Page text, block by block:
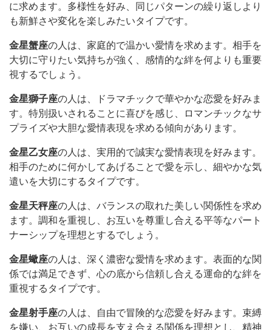
に求めます。多様性を好み、同じパターンの繰り返しより
も新鮮さや変化を楽しみたいタイプです。
金星蟹座の人は、家庭的で温かい愛情を求めます。相手を
大切に守りたい気持ちが強く、感情的な絆を何よりも重要
視するでしょう。
金星獅子座の人は、ドラマチックで華やかな恋愛を好みま
す。特別扱いされることに喜びを感じ、ロマンチックなサ
プライズや大胆な愛情表現を求める傾向があります。
金星乙女座の人は、実用的で誠実な愛情表現を好みます。
相手のために何かしてあげることで愛を示し、細やかな気
遣いを大切にするタイプです。
金星天秤座の人は、バランスの取れた美しい関係性を求め
ます。調和を重視し、お互いを尊重し合える平等なパート
ナーシップを理想とするでしょう。
金星蠍座の人は、深く濃密な愛情を求めます。表面的な関
係では満足できず、心の底から信頼し合える運命的な絆を
重視するタイプです。
金星射手座の人は、自由で冒険的な恋愛を好みます。束縛
を嫌い、お互いの成長を支え合える関係を理想とし、精神